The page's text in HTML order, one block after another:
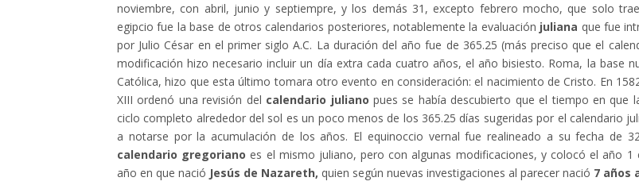
noviembre, con abril, junio y septiempre, y los demás 31, excepto febrero mocho, que solo
egipcio fue la base de otros calendarios posteriores, notablemente la evaluación juliana que fue
por Julio César en el primer siglo A.C. La duración del año fue de 365.25 (más preciso que el
modificación hizo necesario incluir un día extra cada cuatro años, el año bisiesto. Roma, la base
Católica, hizo que esta último tomara otro evento en consideración: el nacimiento de Cristo. En
XIII ordenó una revisión del calendario juliano pues se había descubierto que el tiempo en que
ciclo completo alrededor del sol es un poco menos de los 365.25 días sugeridas por el calendario
a notarse por la acumulación de los años. El equinoccio vernal fue realineado a su fecha de
calendario gregoriano es el mismo juliano, pero con algunas modificaciones, y colocó el año 1
año en que nació Jesús de Nazareth, quien según nuevas investigaciones al parecer nació 7 años